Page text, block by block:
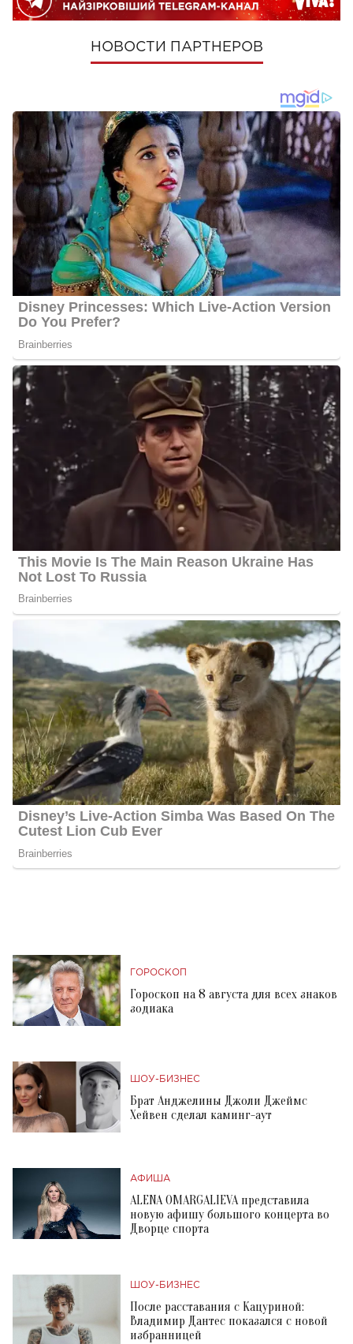
НОВОСТИ ПАРТНЕРОВ
ГОРОСКОП
Гороскоп на 8 августа для всех знаков
зодиака
ШОУ-БИЗНЕС
Брат Анджелины Джоли Джеймс
Хейвен сделал каминг-аут
АФИША
ALENA OMARGALIEVA представила
новую афишу большого концерта во
Дворце спорта
ШОУ-БИЗНЕС
После расставания с Кацуриной:
Владимир Дантес показался с новой
избранницей